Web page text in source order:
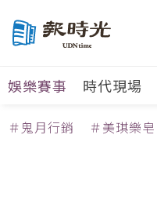
娛樂賽事 時代現場
＃鬼月行銷 ＃美琪樂皂